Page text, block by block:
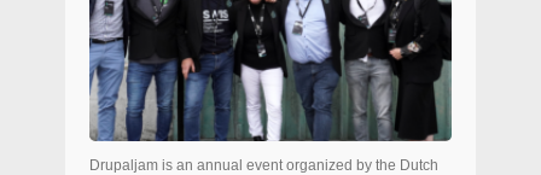
Drupaljam is an annual event organized by the Dutch